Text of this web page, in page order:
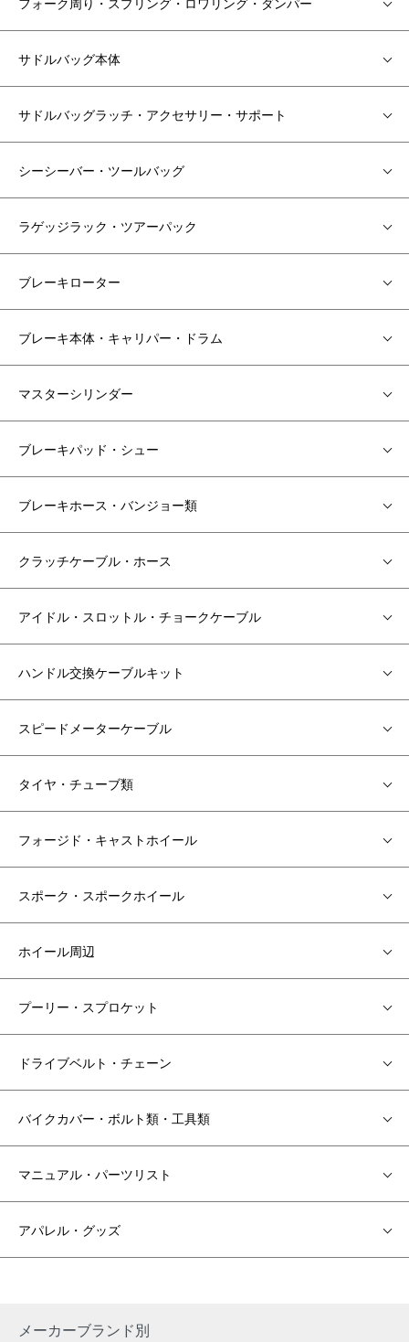
サドルバッグ本体
サドルバッグラッチ・アクセサリー・サポート
シーシーバー・ツールバッグ
ラゲッジラック・ツアーパック
ブレーキローター
ブレーキ本体・キャリパー・ドラム
マスターシリンダー
ブレーキパッド・シュー
ブレーキホース・バンジョー類
クラッチケーブル・ホース
アイドル・スロットル・チョークケーブル
ハンドル交換ケーブルキット
スピードメーターケーブル
タイヤ・チューブ類
フォージド・キャストホイール
スポーク・スポークホイール
ホイール周辺
プーリー・スプロケット
ドライブベルト・チェーン
バイクカバー・ボルト類・工具類
マニュアル・パーツリスト
アパレル・グッズ
メーカーブランド別